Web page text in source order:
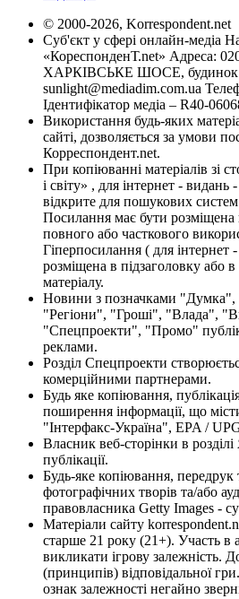
© 2000-2026, Korrespondent.net
Суб'єкт у сфері онлайн-медіа
«КореспонденТ.net» Адреса:
ХАРКІВСЬКЕ ШОСЕ, будинок
sunlight@mediadim.com.ua
Ідентифікатор медіа – R40-
Використання будь-яких
сайті, дозволяється за умови
Корреспондент.net.
При копіюванні матеріалів зі
і світу» , для інтернет - видань
відкрите для пошукових
Посилання має бути розміщена
повного або часткового
Гіперпосилання ( для
розміщена в підзаголовку або
матеріалу.
Новини з позначками "Думка",
"Регіони", "Гроші", "Влада",
"Спецпроекти", "Промо"
реклами.
Розділ Спецпроекти
комерційними партнерами.
Будь яке копіювання,
поширення інформації, що
"Інтерфакс-Україна", EPA /
Власник веб-сторінки в
публікації.
Будь-яке копіювання, передрук
фотографічних творів та/або
правовласника Getty Images -
Матеріали сайту
старше 21 року (21+). Участь в
викликати ігрову залежність.
(принципів) відповідальної
ознак залежності негайно